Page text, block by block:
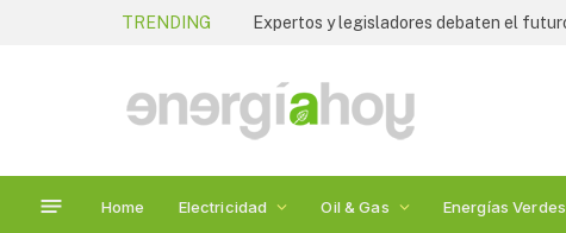
TRENDING
Home Electricidad Oil & Gas Energías Verdes